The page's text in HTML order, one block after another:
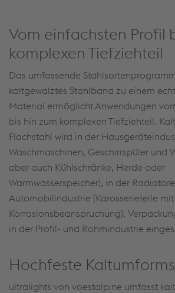
Vom einfachsten Profil
komplexen Tiefziehteil
Das umfassende
kaltgewalztes Stahlband zu einem
Material ermöglicht Anwendungen
bis hin zum komplexen Tiefziehteil.
Flachstahl wird in der
Waschmaschinen, Geschirrspüler und
aber auch Kühlschränke, Herde oder
Warmwasserspeicher), in der
Automobilindustrie (Karosserieteile
Korrosionsbeanspruchung),
in der Profil- und Rohrhindustrie
Hochfeste
ultralights von voestalpine umfasst